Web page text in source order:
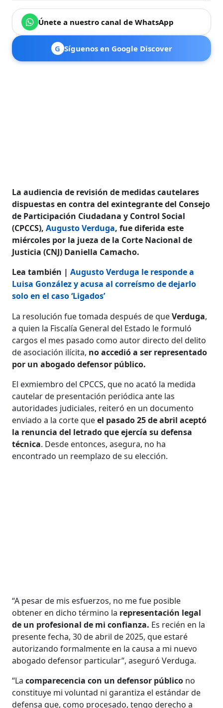
Únete a nuestro canal de WhatsApp
G Síguenos en Google Discover
La audiencia de revisión de medidas cautelares
dispuestas en contra del exintegrante del Consejo
de Participación Ciudadana y Control Social
(CPCCS),Augusto Verduga, fue diferida este
miércoles por la jueza de la Corte Nacional de
Justicia (CNJ) Daniella Camacho.
Lea también |Augusto Verduga le responde a
Luisa González y acusa al correísmo de dejarlo
solo en el caso ‘Ligados’
La resolución fue tomada después de queVerduga,
a quien la Fiscalía General del Estado le formuló
cargos el mes pasado como autor directo del delito
de asociación ilícita, no accedió a ser representado
por un abogado defensor público.
El exmiembro del CPCCS, que no acató la medida
cautelar de presentación periódica ante las
autoridades judiciales, reiteró en un documento
enviado a la corte queel pasado 25 de abril aceptó
la renuncia del letrado que ejercía su defensa
técnica. Desde entonces, asegura, no ha
encontrado un reemplazo de su elección.
“A pesar de mis esfuerzos, no me fue posible
obtener en dicho término la representación legal
de un profesional de mi confianza. Es recién en la
presente fecha, 30 de abril de 2025, que estaré
autorizando formalmente en la causa a mi nuevo
abogado defensor particular”, aseguró Verduga.
“Lacomparecencia con un defensor público no
constituye mi voluntad ni garantiza el estándar de
defensa que, como procesado, tengo derecho a